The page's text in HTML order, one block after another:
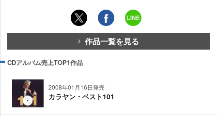
作品一覧を見る
CDアルバム売上TOP1作品
2008年01月16日発売
カラヤン・ベスト101